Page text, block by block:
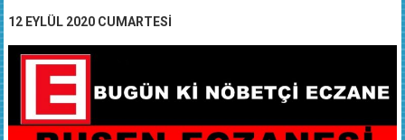
12 EYLÜL 2020 CUMARTESİ